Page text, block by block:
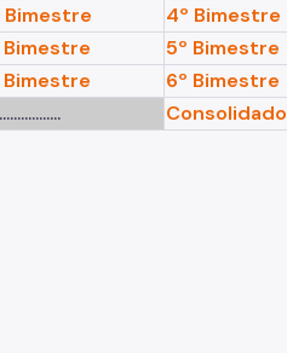
Bimestre
4º Bimestre
Bimestre
5º Bimestre
Bimestre
6º Bimestre
Consolidado